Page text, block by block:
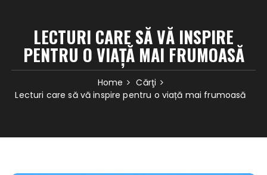
LECTURI CARE SĂ VĂ INSPIRE
PENTRU O VIAȚĂ MAI FRUMOASĂ
Home
Cărţi
Lecturi care să vă inspire pentru o viață mai frumoasă